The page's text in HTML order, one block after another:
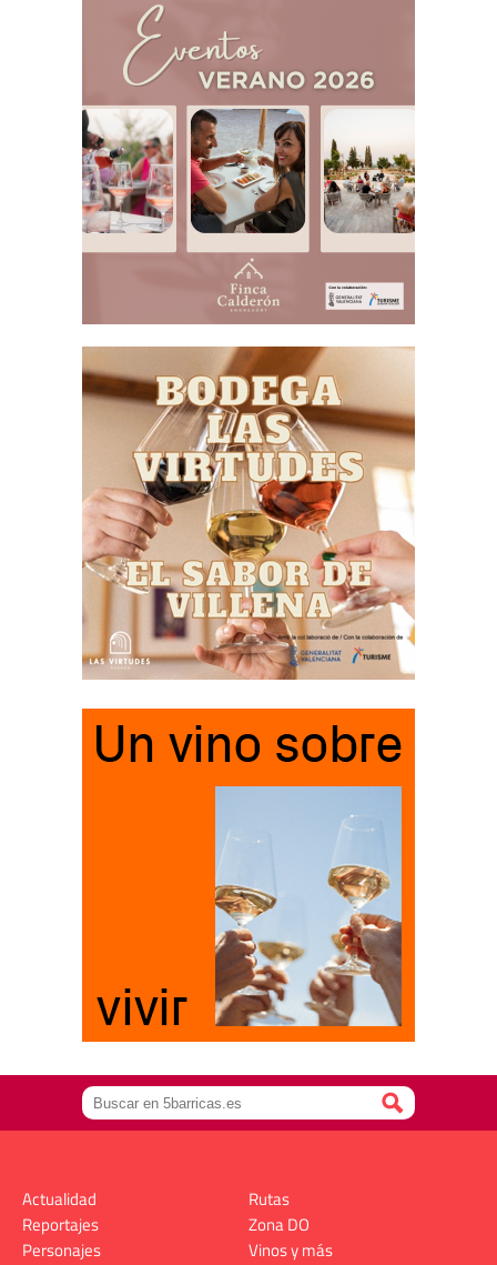
Actualidad
Reportajes
Personajes
Rutas
Zona DO
Vinos y más